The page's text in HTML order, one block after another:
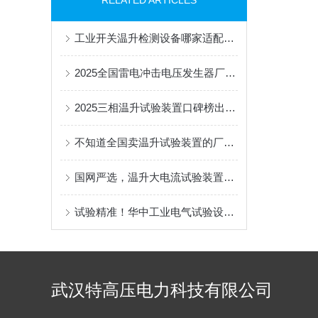
工业开关温升检测设备哪家适配厂区流水线？
2025全国雷电冲击电压发生器厂家排名武汉双企凭化工实战适配口碑稳居前排​
2025三相温升试验装置口碑榜出炉：因“稳定耐用、服务到位”获用户力荐！
不知道全国卖温升试验装置的厂家排名？看看这篇就明白了！
国网严选，温升大电流试验装置行业优选品牌，两大厂家优势解析
试验精准！华中工业电气试验设备一站式采购｜雷电冲击高压发生器选购指南
武汉特高压电力科技有限公司